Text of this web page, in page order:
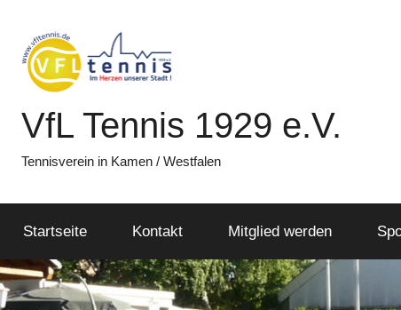
Inhalt
springen
VfL Tennis 1929 e.V.
Tennisverein in Kamen / Westfalen
Startseite Kontakt Mitglied werden